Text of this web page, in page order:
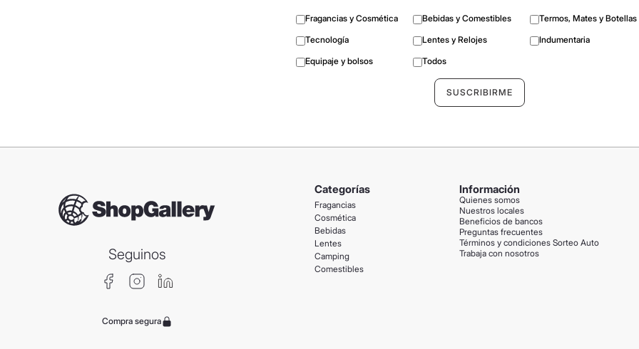
Fragancias y Cosmética Bebidas y Comestibles
Termos, Mates y Botellas
Tecnología
Lentes y Relojes
Indumentaria
Equipaje y bolsos
Todos
Seguinos
Compra segura
Categorías
Fragancias
Cosmética
Bebidas
Lentes
Camping
Comestibles
Información
Quienes somos
Nuestros locales
Beneficios de bancos
Preguntas frecuentes
Términos y condiciones Sorteo Auto
Trabaja con nosotros